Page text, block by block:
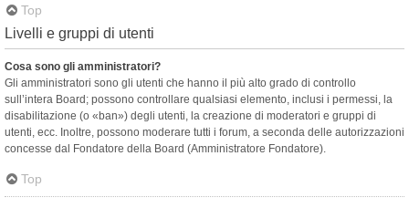
Top
Livelli e gruppi di utenti
Cosa sono gli amministratori?
Gli amministratori sono gli utenti che hanno il più alto grado di controllo
sull’intera Board; possono controllare qualsiasi elemento, inclusi i permessi, la
disabilitazione (o «ban») degli utenti, la creazione di moderatori e gruppi di
utenti, ecc. Inoltre, possono moderare tutti i forum, a seconda delle autorizzazioni
concesse dal Fondatore della Board (Amministratore Fondatore).
Top